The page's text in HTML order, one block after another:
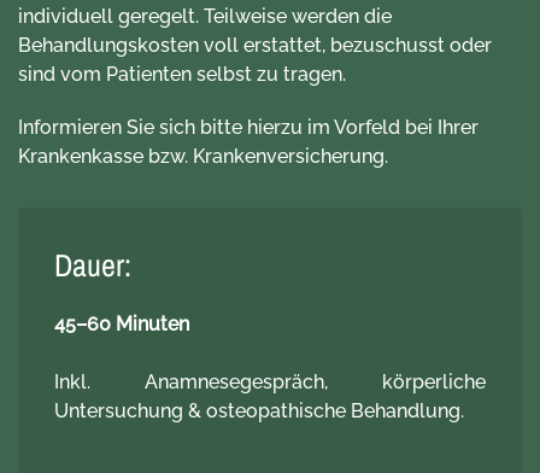
individuell geregelt. Teilweise werden die
Behandlungskosten voll erstattet, bezuschusst oder
sind vom Patienten selbst zu tragen.
Informieren Sie sich bitte hierzu im Vorfeld bei Ihrer
Krankenkasse bzw. Krankenversicherung.
Dauer:
45–60 Minuten
Inkl. Anamnesegespräch, körperliche
Untersuchung & osteopathische Behandlung.